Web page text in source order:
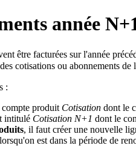
année
être facturées sur l'année
cotisations ou abonnements
:
produit Cotisation dont le
intitulé Cotisation N+1 dont le
, il faut créer une nouvelle
est dans la période de